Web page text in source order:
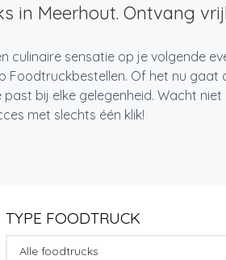
in Meerhout. Ontvang
culinaire sensatie op je volgende
Foodtruckbestellen. Of het nu gaat
bij elke gelegenheid. Wacht
met slechts één klik!
TYPE FOODTRUCK
Alle foodtrucks